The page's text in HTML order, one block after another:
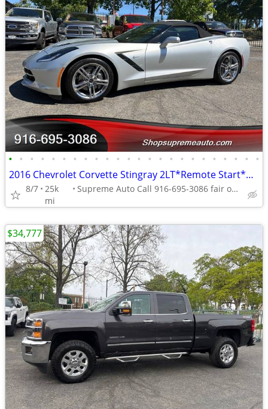
• • • • • • • • • • • • • • • • • • • • • • • •
2016 Chevrolet Corvette Stingray 2LT*Remote Start*Convertible*Loaded*
8/7 25k
mi
Supreme Auto Call 916-695-3086 fair oaks
$34,777